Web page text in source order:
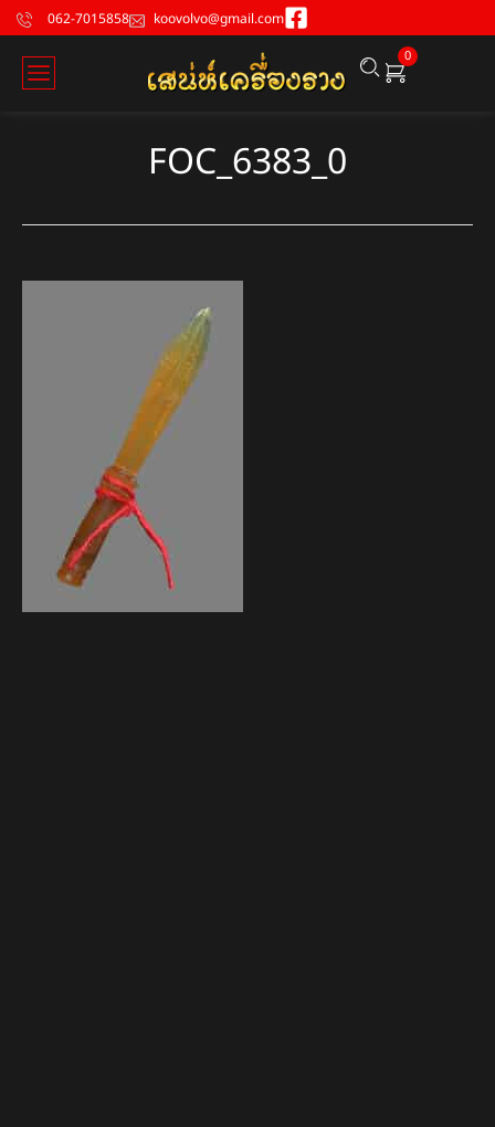
062-7015858 koovolvo@gmail.com
0
FOC_6383_0